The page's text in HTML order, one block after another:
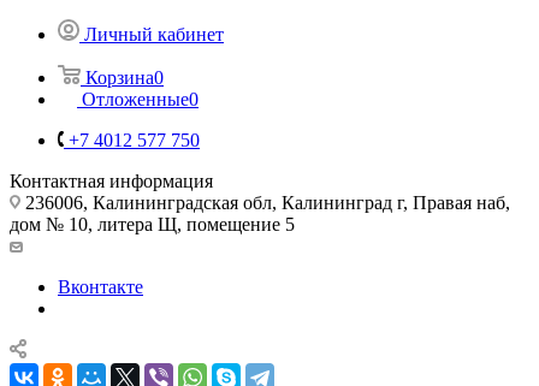
Личный кабинет
Корзина0
Отложенные0
+7 4012 577 750
Контактная информация
236006, Калининградская обл, Калининград г, Правая наб,
дом № 10, литера Щ, помещение 5
Вконтакте